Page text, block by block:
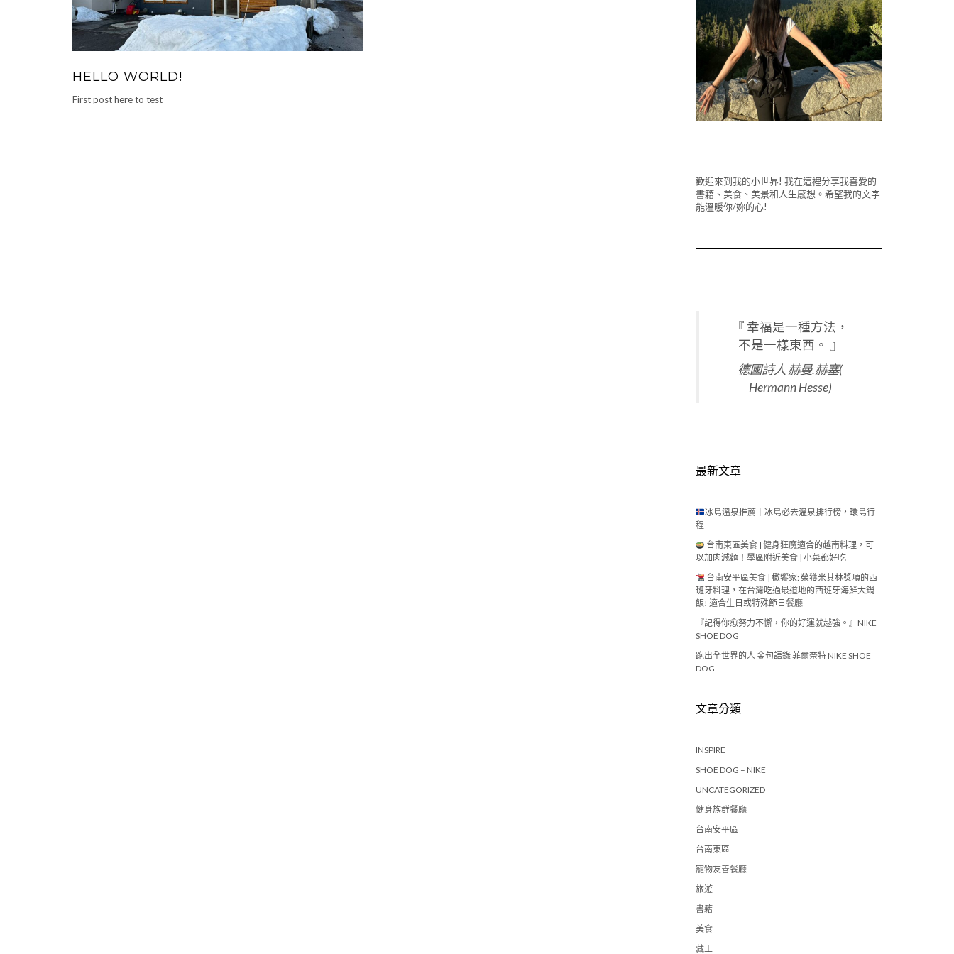
HELLO WORLD!
First post here to test
歡迎來到我的小世界! 我在這裡分享我喜愛的
書籍、美食、美景和人生感想。希望我的文字
能溫暖你/妳的心!
『 幸福是一種方法，
不是一樣東西。 』
德國詩人 赫曼.赫塞(
Hermann Hesse)
最新文章
冰島溫泉推薦｜冰島必去溫泉排行榜，環島行
程
台南東區美食 | 健身狂魔適合的越南料理，可
以加肉減麵！學區附近美食 | 小菜都好吃
台南安平區美食 | 橄饗家: 榮獲米其林獎項的西
班牙料理，在台灣吃過最道地的西班牙海鮮大鍋
飯! 適合生日或特殊節日餐廳
『記得你愈努力不懈，你的好運就越強。』NIKE
SHOE DOG
跑出全世界的人 金句語錄 菲爾奈特 NIKE SHOE
DOG
文章分類
INSPIRE
SHOE DOG – NIKE
UNCATEGORIZED
健身族群餐廳
台南安平區
台南東區
寵物友善餐廳
旅遊
書籍
美食
藏王